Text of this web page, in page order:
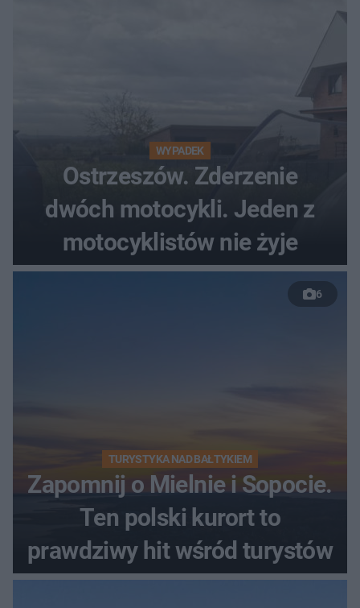
WYPADEK
Ostrzeszów. Zderzenie
dwóch motocykli. Jeden z
motocyklistów nie żyje
6
TURYSTYKA NAD BAŁTYKIEM
Zapomnij o Mielnie i Sopocie.
Ten polski kurort to
prawdziwy hit wśród turystów